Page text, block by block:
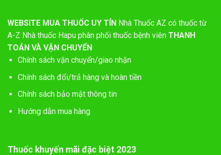
WEBSITE MUA THUỐC UY TÍN Nhà Thuốc AZ có thuốc từ
A-Z Nhà thuốc Hapu phân phối thuốc bệnh viên THANH
TOÁN VÀ VẬN CHUYỂN
Chính sách vận chuyển/giao nhận
Chính sách đổi/trả hàng và hoàn tiền
Chính sách bảo mật thông tin
Hướng dẫn mua hàng
Thuốc khuyến mãi đặc biệt 2023